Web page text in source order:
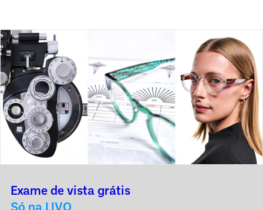
Exame de vista grátis
Só na LIVO